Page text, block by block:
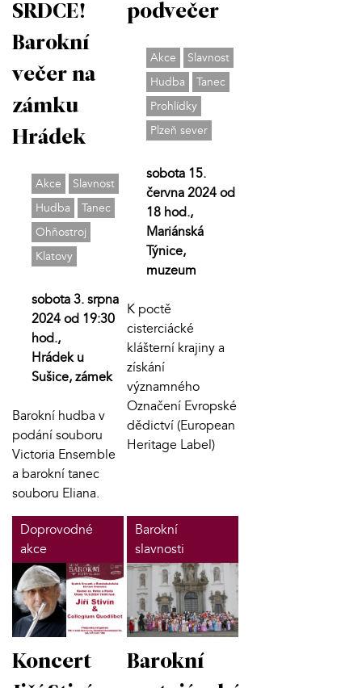
SRDCE!
Barokní
večer na
zámku
Hrádek
Akce
Slavnost
Hudba
Tanec
Ohňostroj
Klatovy
sobota 3. srpna
2024 od 19:30
hod.,
Hrádek u
Sušice, zámek
Barokní hudba v
podání souboru
Victoria Ensemble
a barokní tanec
souboru Eliana.
podvečer
Akce
Slavnost
Hudba
Tanec
Prohlídky
Plzeň sever
sobota 15.
června 2024 od
18 hod.,
Mariánská
Týnice,
muzeum
K poctě
cisterciácké
klášterní krajiny a
získání
významného
Označení Evropské
dědictví (European
Heritage Label)
Doprovodné
akce
Koncert
Barokní
slavnosti
Barokní